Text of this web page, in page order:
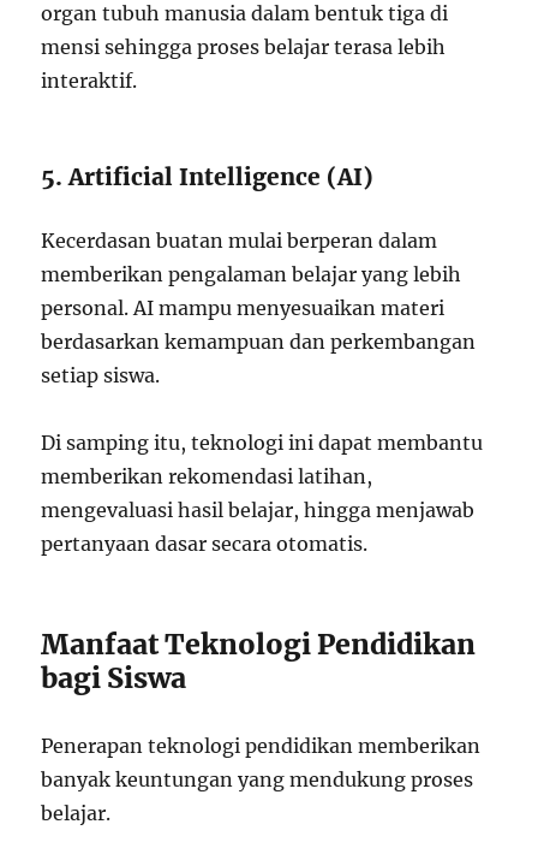
organ tubuh manusia dalam bentuk tiga di
mensi sehingga proses belajar terasa lebih
interaktif.
5. Artificial Intelligence (AI)
Kecerdasan buatan mulai berperan dalam
memberikan pengalaman belajar yang lebih
personal. AI mampu menyesuaikan materi
berdasarkan kemampuan dan perkembangan
setiap siswa.
Di samping itu, teknologi ini dapat membantu
memberikan rekomendasi latihan,
mengevaluasi hasil belajar, hingga menjawab
pertanyaan dasar secara otomatis.
Manfaat Teknologi Pendidikan
bagi Siswa
Penerapan teknologi pendidikan memberikan
banyak keuntungan yang mendukung proses
belajar.